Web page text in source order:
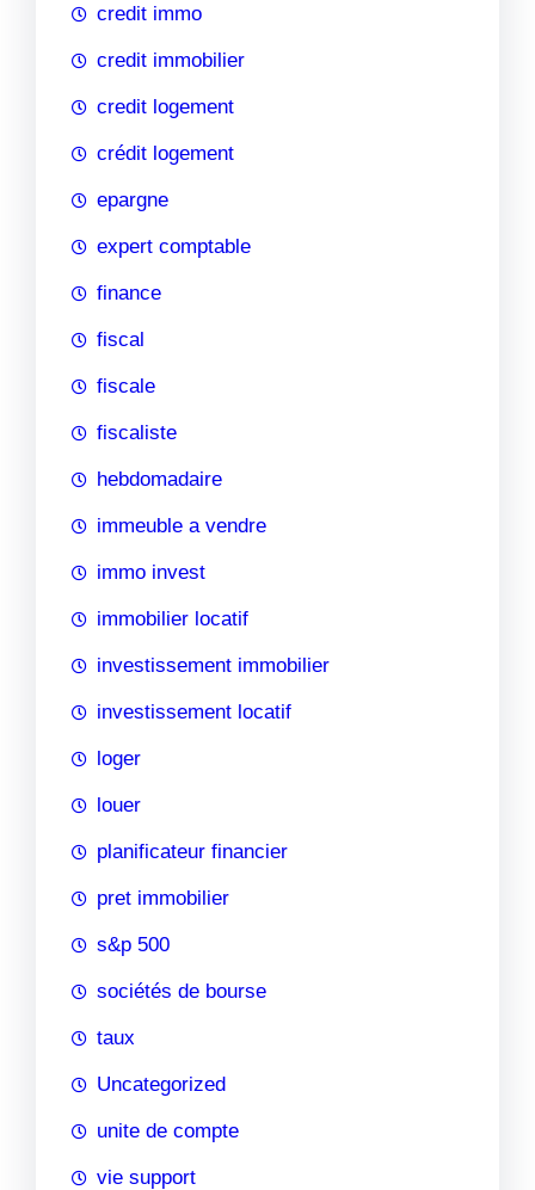
credit immo
credit immobilier
credit logement
crédit logement
epargne
expert comptable
finance
fiscal
fiscale
fiscaliste
hebdomadaire
immeuble a vendre
immo invest
immobilier locatif
investissement immobilier
investissement locatif
loger
louer
planificateur financier
pret immobilier
s&p 500
sociétés de bourse
taux
Uncategorized
unite de compte
vie support